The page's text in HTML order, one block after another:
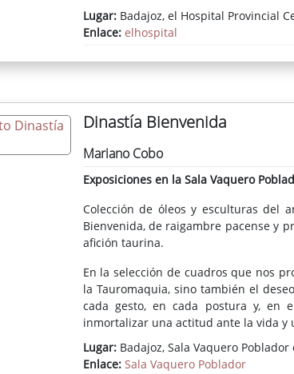
Lugar:Badajoz, el Hospital Provincial
Enlace: elhospital
Dinastía Bienvenida
Mariano Cobo
Exposiciones en la Sala Vaquero
Colección de óleos y esculturas del
Bienvenida, de raigambre pacense y
afición taurina.
En la selección de cuadros que nos
la Tauromaquia, sino también el
cada gesto, en cada postura y, en
inmortalizar una actitud ante la vida y
Lugar:Badajoz, Sala Vaquero Poblador
Enlace: Sala Vaquero Poblador